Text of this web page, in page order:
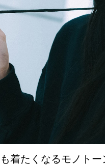
着たくなるモノト